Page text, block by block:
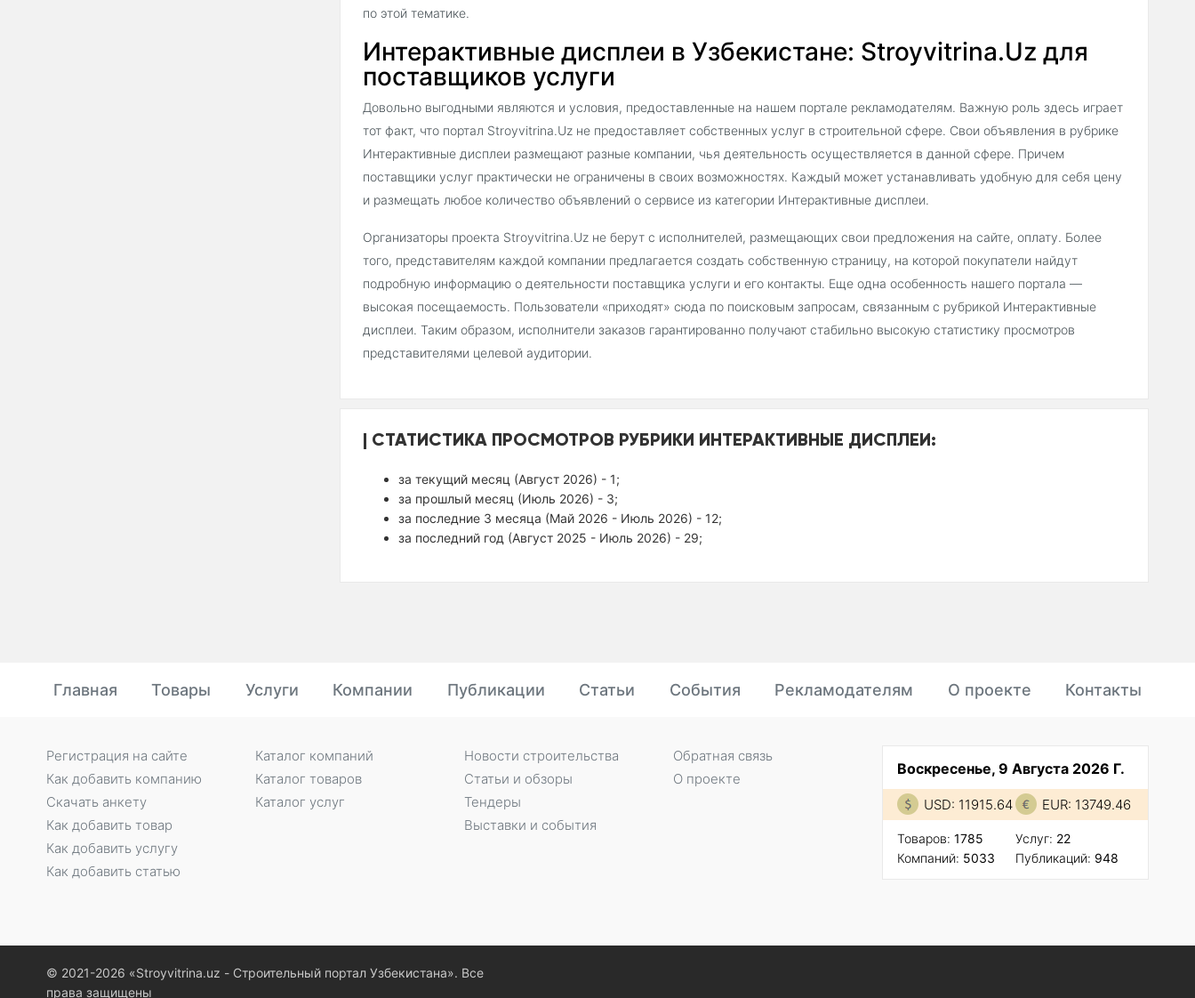
по этой тематике.
Интерактивные дисплеи в Узбекистане: Stroyvitrina.Uz для
поставщиков услуги
Довольно выгодными являются и условия, предоставленные на нашем портале рекламодателям. Важную роль здесь играет
тот факт, что портал Stroyvitrina.Uz не предоставляет собственных услуг в строительной сфере. Свои объявления в рубрике
Интерактивные дисплеи размещают разные компании, чья деятельность осуществляется в данной сфере. Причем
поставщики услуг практически не ограничены в своих возможностях. Каждый может устанавливать удобную для себя цену
и размещать любое количество объявлений о сервисе из категории Интерактивные дисплеи.
Организаторы проекта Stroyvitrina.Uz не берут с исполнителей, размещающих свои предложения на сайте, оплату. Более
того, представителям каждой компании предлагается создать собственную страницу, на которой покупатели найдут
подробную информацию о деятельности поставщика услуги и его контакты. Еще одна особенность нашего портала —
высокая посещаемость. Пользователи «приходят» сюда по поисковым запросам, связанным с рубрикой Интерактивные
дисплеи. Таким образом, исполнители заказов гарантированно получают стабильно высокую статистику просмотров
представителями целевой аудитории.
СТАТИСТИКА ПРОСМОТРОВ РУБРИКИ ИНТЕРАКТИВНЫЕ ДИСПЛЕИ:
за текущий месяц (Август 2026) - 1;
за прошлый месяц (Июль 2026) - 3;
за последние 3 месяца (Май 2026 - Июль 2026) - 12;
за последний год (Август 2025 - Июль 2026) - 29;
Главная Товары Услуги Компании Публикации Статьи События Рекламодателям О проекте Контакты
Воскресенье, 9 Августа 2026 Г.
USD: 11915.64 EUR: 13749.46
Товаров: 1785
Компаний: 5033
Услуг: 22
Публикаций: 948
Регистрация на сайте
Как добавить компанию
Скачать анкету
Как добавить товар
Как добавить услугу
Как добавить статью
Каталог компаний
Каталог товаров
Каталог услуг
Новости строительства
Статьи и обзоры
Тендеры
Выставки и события
Обратная связь
О проекте
© 2021-2026 «Stroyvitrina.uz - Строительный портал Узбекистана». Все
права защищены